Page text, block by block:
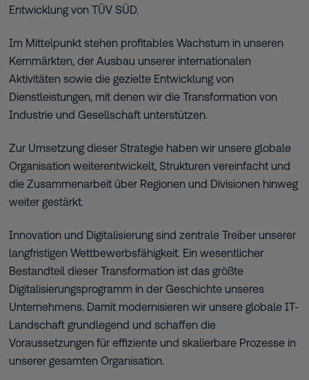
Entwicklung von TÜV SÜD.
Im Mittelpunkt stehen profitables Wachstum in unseren
Kernmärkten, der Ausbau unserer internationalen
Aktivitäten sowie die gezielte Entwicklung von
Dienstleistungen, mit denen wir die Transformation von
Industrie und Gesellschaft unterstützen.
Zur Umsetzung dieser Strategie haben wir unsere globale
Organisation weiterentwickelt, Strukturen vereinfacht und
die Zusammenarbeit über Regionen und Divisionen hinweg
weiter gestärkt.
Innovation und Digitalisierung sind zentrale Treiber unserer
langfristigen Wettbewerbsfähigkeit. Ein wesentlicher
Bestandteil dieser Transformation ist das größte
Digitalisierungsprogramm in der Geschichte unseres
Unternehmens. Damit modernisieren wir unsere globale IT-
Landschaft grundlegend und schaffen die
Voraussetzungen für effiziente und skalierbare Prozesse in
unserer gesamten Organisation.